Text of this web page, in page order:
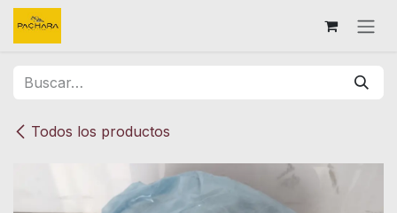
Ir al contenido
Todos los productos